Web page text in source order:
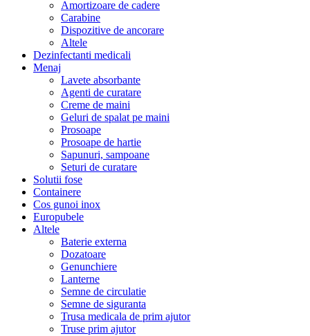
Amortizoare de cadere
Carabine
Dispozitive de ancorare
Altele
Dezinfectanti medicali
Menaj
Lavete absorbante
Agenti de curatare
Creme de maini
Geluri de spalat pe maini
Prosoape
Prosoape de hartie
Sapunuri, sampoane
Seturi de curatare
Solutii fose
Containere
Cos gunoi inox
Europubele
Altele
Baterie externa
Dozatoare
Genunchiere
Lanterne
Semne de circulatie
Semne de siguranta
Trusa medicala de prim ajutor
Truse prim ajutor